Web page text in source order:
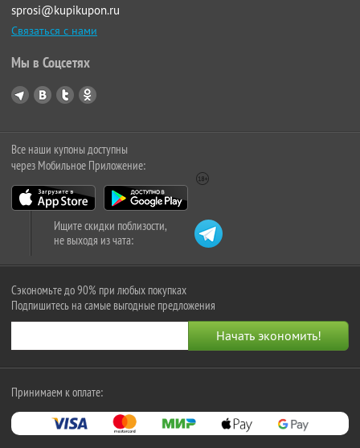
sprosi@kupikupon.ru
Связаться с нами
Мы в Соцсетях
Все наши купоны доступны
через Мобильное Приложение:
Ищите скидки поблизости,
не выходя из чата:
Сэкономьте до 90% при любых покупках
Подпишитесь на самые выгодные предложения
Принимаем к оплате: